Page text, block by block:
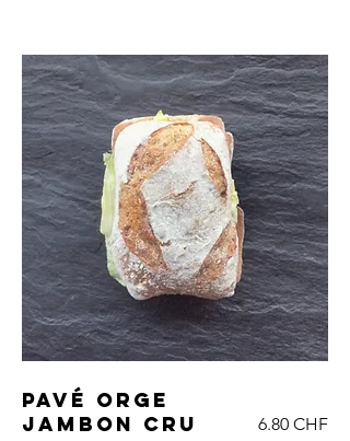
Pavé orge
jambon cru
6.80 CHF